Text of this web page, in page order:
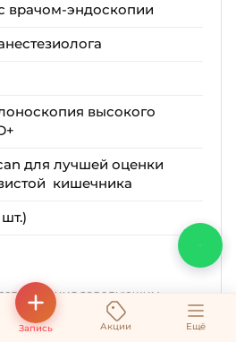
Запись Акции Ещё
врачом-эндоскопии
высокого
для лучшей оценки
кишечника
заведующим
прайса.